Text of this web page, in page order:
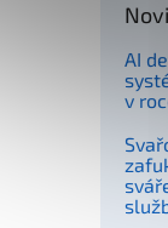
AI
v